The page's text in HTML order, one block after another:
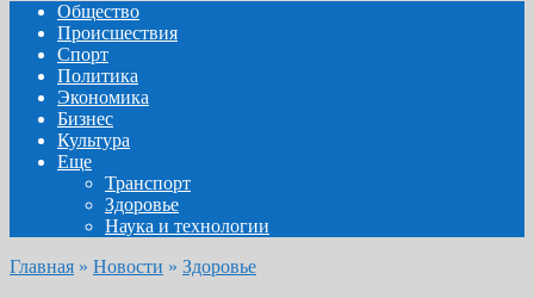
Общество
Происшествия
Спорт
Политика
Экономика
Бизнес
Культура
Еще
Транспорт
Здоровье
Наука и технологии
Главная » Новости » Здоровье